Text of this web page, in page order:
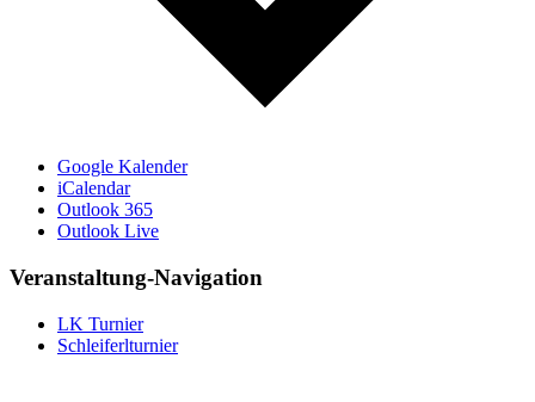
Google Kalender
iCalendar
Outlook 365
Outlook Live
Veranstaltung-Navigation
LK Turnier
Schleiferlturnier